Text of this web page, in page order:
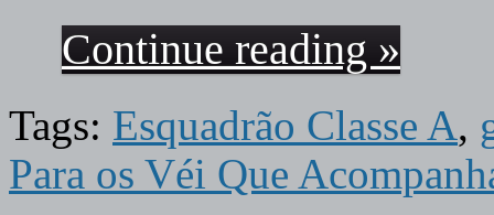
Continue reading »
Tags: Esquadrão Classe A,
Para os Véi Que